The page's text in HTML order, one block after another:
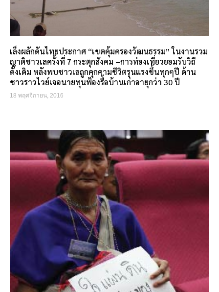
เล็งผลักดันไทยประกาศ “เขตคุ้มครองวัฒนธรรม” ในงานรวม
ญาติชาวเลครั้งที่ 7 กระตุกสังคม –การท่องเที่ยวยอมรับวิถี
ดั้งเดิม หลังพบชาวเลถูกคุกคามชีวิตรุนแรงขึ้นทุกๆปี ด้าน
ชาวราวไวย์เจอนายทุนฟ้องรื้อบ้านเก่าอายุกว่า 30 ปี
18 พฤศจิกายน, 2016